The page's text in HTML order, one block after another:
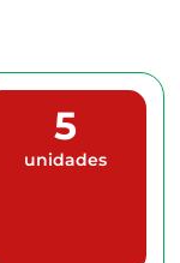
5
unidades